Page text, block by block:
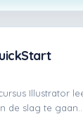
Illustrator
de slag te gaan…